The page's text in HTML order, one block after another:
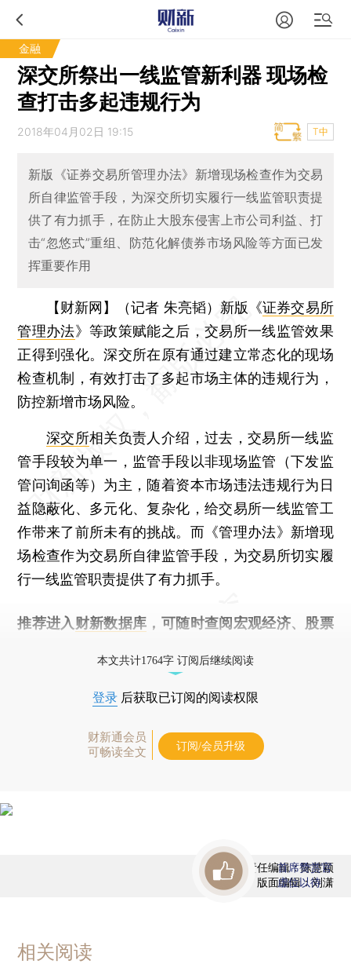
金融
深交所祭出一线监管新利器 现场检
查打击多起违规行为
2018年04月02日 19:15 T中
新版《证券交易所管理办法》新增现场检查作为交易
所自律监管手段，为深交所切实履行一线监管职责提
供了有力抓手，在防止大股东侵害上市公司利益、打
击“忽悠式”重组、防范化解债券市场风险等方面已发
挥重要作用
【财新网】（记者 朱亮韬） 新版《证券交易所
管理办法》等政策赋能之后，交易所一线监管效果
正得到强化。深交所在原有通过建立常态化的现场
检查机制，有效打击了多起市场主体的违规行为，
防控新增市场风险。
深交所相关负责人介绍，过去，交易所一线监
管手段较为单一，监管手段以非现场监管（下发监
管问询函等）为主，随着资本市场违法违规行为日
益隐蔽化、多元化、复杂化，给交易所一线监管工
作带来了前所未有的挑战。而《管理办法》新增现
场检查作为交易所自律监管手段，为交易所切实履
行一线监管职责提供了有力抓手。
推荐进入 财新数据库 ，可随时查阅宏观经济、股票
本文共计1764字 订阅后继续阅读
登录 后获取已订阅的阅读权限
财新通会员
可畅读全文
订阅/会员升级
责任编辑：陈慧颖
版面编辑：刘潇
首席赞赏官
虚位以待
相关阅读